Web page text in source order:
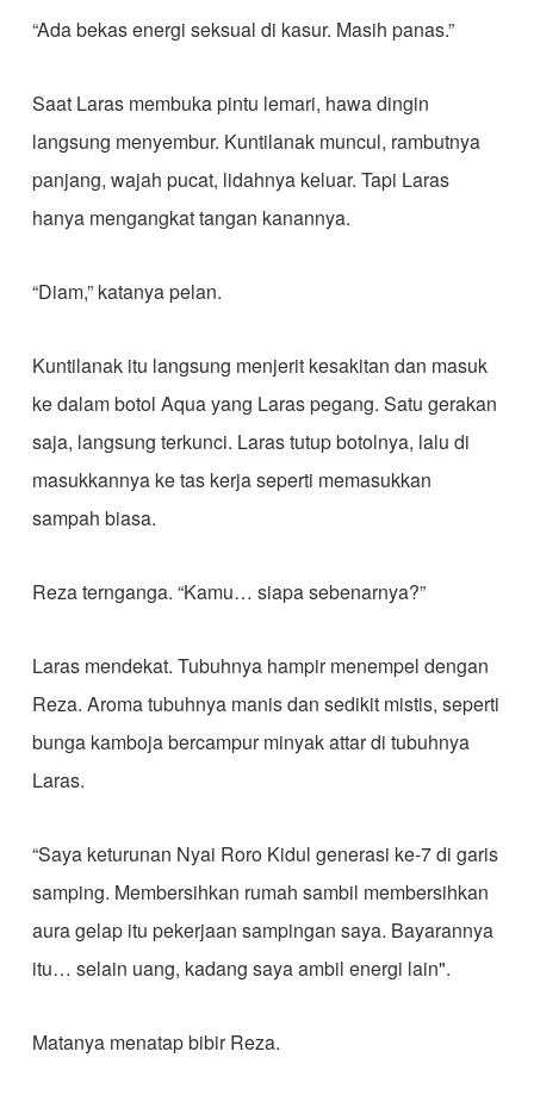
“Ada bekas energi seksual di kasur. Masih panas.”
Saat Laras membuka pintu lemari, hawa dingin
langsung menyembur. Kuntilanak muncul, rambutnya
panjang, wajah pucat, lidahnya keluar. Tapi Laras
hanya mengangkat tangan kanannya.
“Diam,” katanya pelan.
Kuntilanak itu langsung menjerit kesakitan dan masuk
ke dalam botol Aqua yang Laras pegang. Satu gerakan
saja, langsung terkunci. Laras tutup botolnya, lalu di
masukkannya ke tas kerja seperti memasukkan
sampah biasa.
Reza ternganga. “Kamu… siapa sebenarnya?”
Laras mendekat. Tubuhnya hampir menempel dengan
Reza. Aroma tubuhnya manis dan sedikit mistis, seperti
bunga kamboja bercampur minyak attar di tubuhnya
Laras.
“Saya keturunan Nyai Roro Kidul generasi ke-7 di garis
samping. Membersihkan rumah sambil membersihkan
aura gelap itu pekerjaan sampingan saya. Bayarannya
itu… selain uang, kadang saya ambil energi lain".
Matanya menatap bibir Reza.